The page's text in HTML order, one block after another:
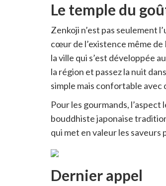
Le temple du
Zenkoji n’est pas seulement
cœur de l’existence même
la ville qui s’est développée
la région et passez la nuit
simple mais confortable avec
Pour les gourmands,
bouddhiste japonaise
qui met en valeur les saveurs
Dernier appel